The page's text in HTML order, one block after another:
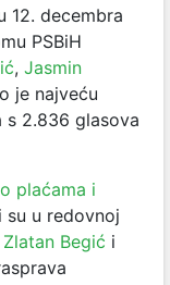
12. decembra
PSBiH
, Jasmin
je najveću
s 2.836 glasova
plaćama i
su u redovnoj
Zlatan Begić i